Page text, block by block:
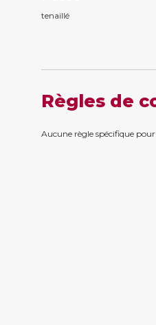
tenaillé
Règles de
Aucune règle spécifique